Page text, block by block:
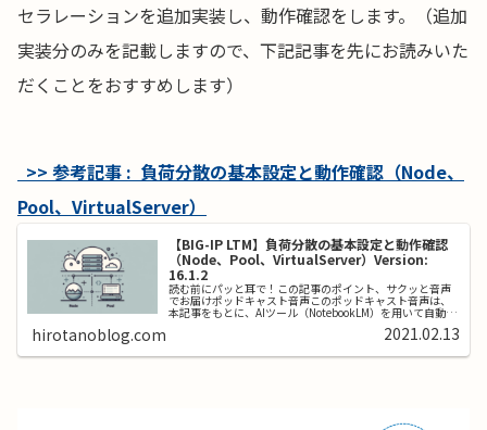
セラレーションを追加実装し、動作確認をします。（追加
実装分のみを記載しますので、下記記事を先にお読みいた
だくことをおすすめします）
>> 参考記事 : 負荷分散の基本設定と動作確認（Node、
Pool、VirtualServer）
【BIG-IP LTM】負荷分散の基本設定と動作確認
（Node、Pool、VirtualServer）Version:
16.1.2
読む前にパッと耳で！この記事のポイント、サクッと音声
でお届けポッドキャスト音声このポッドキャスト音声は、
本記事をもとに、AIツール（NotebookLM）を用いて自動生
成したものです。発音や言い回しに不自然な点や、内容に
hirotanoblog.com 2021.02.13